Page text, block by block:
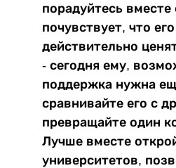
порадуйтесь
почувствует, что
действительно
- сегодня ему,
поддержка нужна
сравнивайте его с
превращайте один
Лучше вместе
университетов,